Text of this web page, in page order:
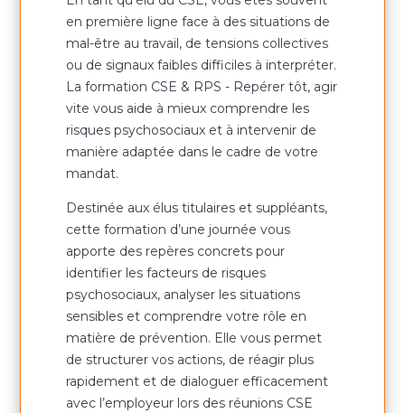
en première ligne face à des situations de
mal-être au travail, de tensions collectives
ou de signaux faibles difficiles à interpréter.
La formation CSE & RPS - Repérer tôt, agir
vite vous aide à mieux comprendre les
risques psychosociaux et à intervenir de
manière adaptée dans le cadre de votre
mandat.
Destinée aux élus titulaires et suppléants,
cette formation d’une journée vous
apporte des repères concrets pour
identifier les facteurs de risques
psychosociaux, analyser les situations
sensibles et comprendre votre rôle en
matière de prévention. Elle vous permet
de structurer vos actions, de réagir plus
rapidement et de dialoguer efficacement
avec l’employeur lors des réunions CSE